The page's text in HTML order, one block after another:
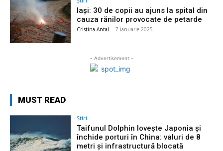
Iași: 30 de copii au ajuns la spital din
cauza rănilor provocate de petarde
Cristina Antal - 7 ianuarie 2025
- Advertisement -
MUST READ
Știri
Taifunul Dolphin lovește Japonia și
închide porturi în China: valuri de 8
metri și infrastructură blocată